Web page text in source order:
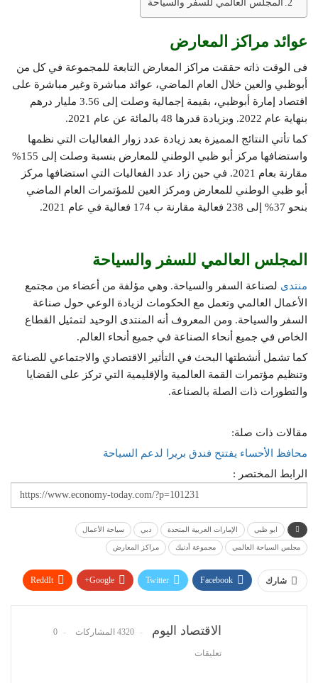
المجلس العالمي للسفر والسياحة
عوائد مراكز المعارض
فى الوقت ذاته حققت مراكز المعارض التابعة للمجموعة في كل من
أبوظبي والعين خلال العام الماضي، عوائد مباشرة وغير مباشرة على
اقتصاد إمارة أبوظبي، بقيمة إجمالية وصلت إلى 3.56 مليار درهم
بنهاية عام 2022. وبزيادة قدرها 48 بالمائة عن عام 2021.
كما تأتي النتائج المميزة بعد زيادة عدد زوار الفعاليات التي نظمها
واستضافها مركز أبو ظبي الوطني للمعارض بنسبة وصلت إلى 155%
مقارنة بعام 2021. في حين زاد عدد الفعاليات التي استضافها مركز
أبو ظبي الوطني للمعارض ومركز العين للمؤتمرات العام الماضي
بنحو 37% إلى 238 فعالية مقارنة ب 174 فعالية في عام 2021.
المجلس العالمي للسفر والسياحة
منتدى لصناعة السفر والسياحة. وهي مؤلفة من أعضاء من مجتمع
الأعمال العالمي وتعمل مع الحكومات لزيادة الوعي حول صناعة
السفر والسياحة. ومن المعروف أنه المنتدى الوحيد لتمثيل القطاع
الخاص في جميع أنحاء الصناعة في جميع أنحاء العالم.
كما تشمل أنشطتها البحث في التأثير الاقتصادي والاجتماعي للصناعة
وتنظيم مؤتمرات القمة العالمية والإقليمية التي تركز على القضايا
والتطورات ذات الصلة بالصناعة.
مقالات ذات صلة:
محافظ الأحساء يفتتح فندق بريرا لدعم السياحة
الرابط المختصر :
ابو ظبي الإمارات العربية المتحدة دبي سياحة الأعمال
مجلس السياحة العالمي مجموعة أدنيك مراكز المعارض
شارك Facebook
Twitter
Google+
ReddIt
الاقتصاد اليوم 4320 المشاركات 0
تعليقات